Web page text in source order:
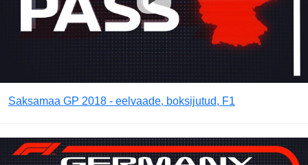
Saksamaa GP 2018 - eelvaade, boksijutud, F1